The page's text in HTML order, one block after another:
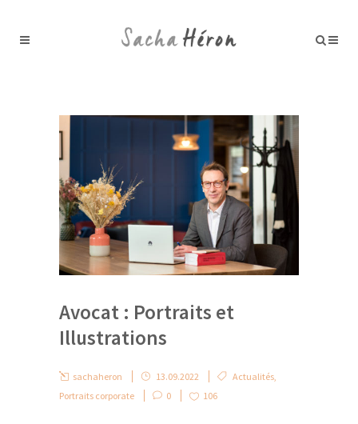
Avocat : Portraits et
Illustrations
sachaheron 13.09.2022 Actualités
Portraits corporate
0 106